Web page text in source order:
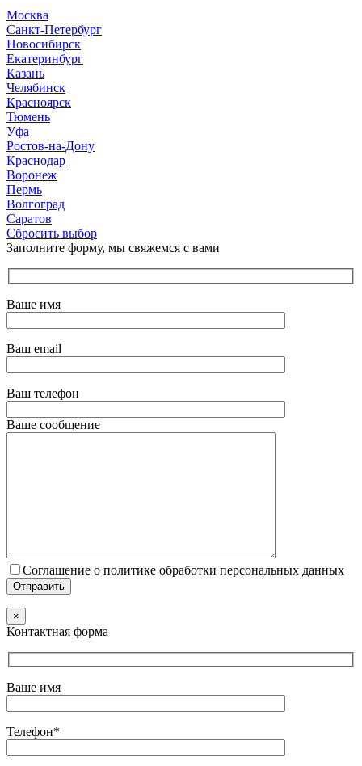
Москва
Санкт-Петербург
Новосибирск
Екатеринбург
Казань
Челябинск
Красноярск
Тюмень
Уфа
Ростов-на-Дону
Краснодар
Воронеж
Пермь
Волгоград
Саратов
Сбросить выбор
Заполните форму, мы свяжемся с вами
Ваше имя
Ваш email
Ваш телефон
Ваше сообщение
Соглашение о политике обработки персональных данных
×
Контактная форма
Ваше имя
Телефон*